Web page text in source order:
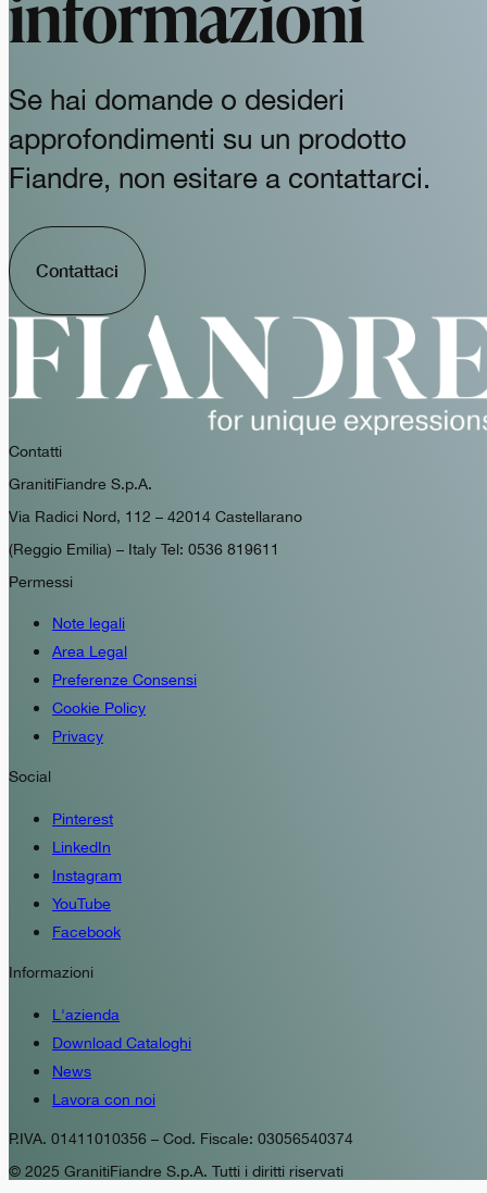
Se hai domande o desideri
approfondimenti su un prodotto
Fiandre, non esitare a contattarci.
Contattaci
Contatti
GranitiFiandre S.p.A.
Via Radici Nord, 112 – 42014 Castellarano
(Reggio Emilia) – Italy Tel: 0536 819611
Permessi
Note legali
Area Legal
Preferenze Consensi
Cookie Policy
Privacy
Social
Pinterest
LinkedIn
Instagram
YouTube
Facebook
Informazioni
L'azienda
Download Cataloghi
News
Lavora con noi
P.IVA. 01411010356 – Cod. Fiscale: 03056540374
© 2025 GranitiFiandre S.p.A. Tutti i diritti riservati